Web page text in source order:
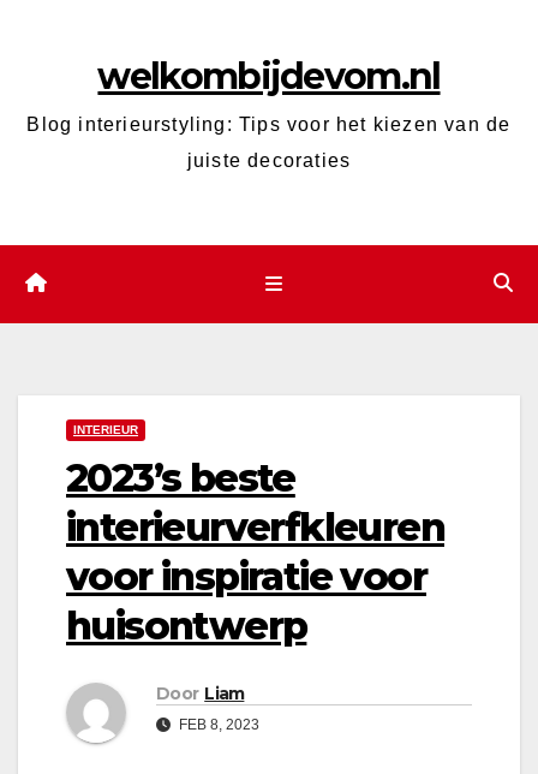
inhoud
welkombijdevom.nl
Blog interieurstyling: Tips voor het kiezen van de
juiste decoraties
INTERIEUR
2023’s beste
interieurverfkleuren
voor inspiratie voor
huisontwerp
Door Liam
FEB 8, 2023